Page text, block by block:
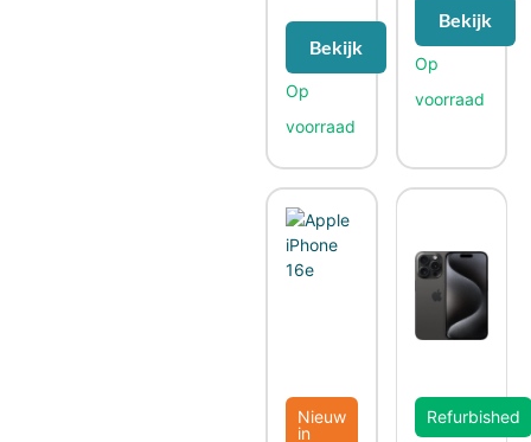
Bekijk
Bekijk
Nieuw
in
Refurbished